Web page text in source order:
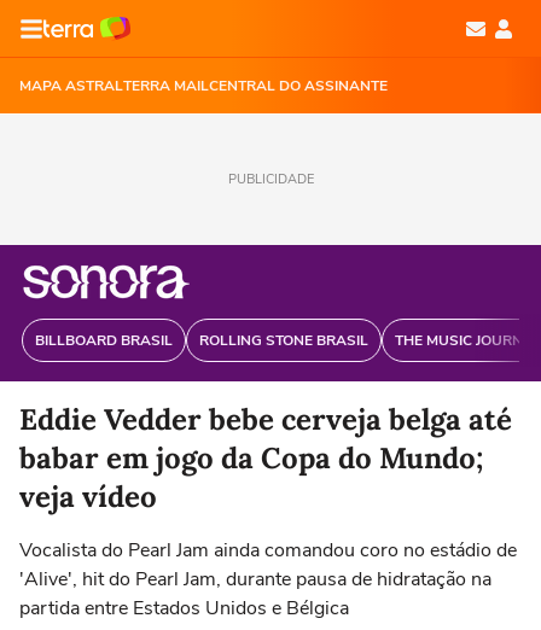
MAPA ASTRALTERRA MAILCENTRAL DO ASSINANTE
PUBLICIDADE
BILLBOARD BRASIL ROLLING STONE BRASIL THE MUSIC
Eddie Vedder bebe cerveja belga até
babar em jogo da Copa do Mundo;
veja vídeo
Vocalista do Pearl Jam ainda comandou coro no estádio de
'Alive', hit do Pearl Jam, durante pausa de hidratação na
partida entre Estados Unidos e Bélgica